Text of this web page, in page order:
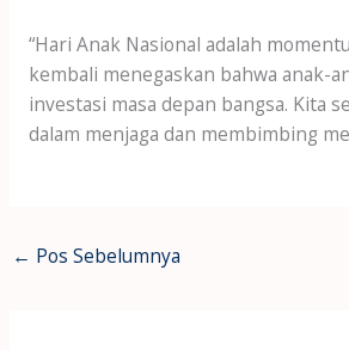
“Hari Anak Nasional adalah
kembali menegaskan bahwa anak-
investasi masa depan bangsa. Kita
dalam menjaga dan membimbing
← Pos Sebelumnya